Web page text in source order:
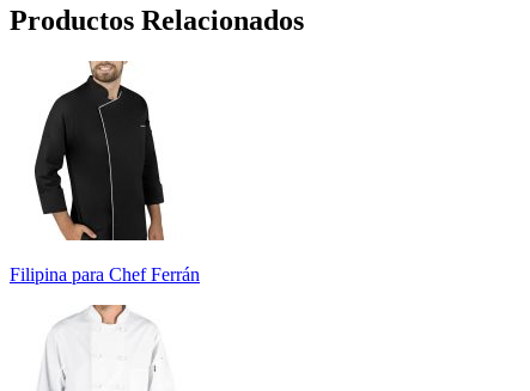
Productos Relacionados
Filipina para Chef Ferrán